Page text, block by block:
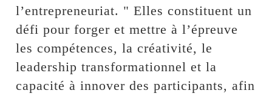
l’entrepreneuriat. " Elles constituent un
défi pour forger et mettre à l’épreuve
les compétences, la créativité, le
leadership transformationnel et la
capacité à innover des participants, afin